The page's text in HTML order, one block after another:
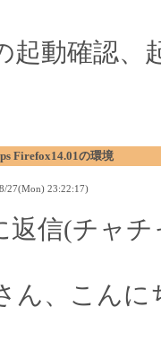
起動確認
Firefox14.01の環境
27(Mon) 23:22:17)
返信(チャ
ん、こんに